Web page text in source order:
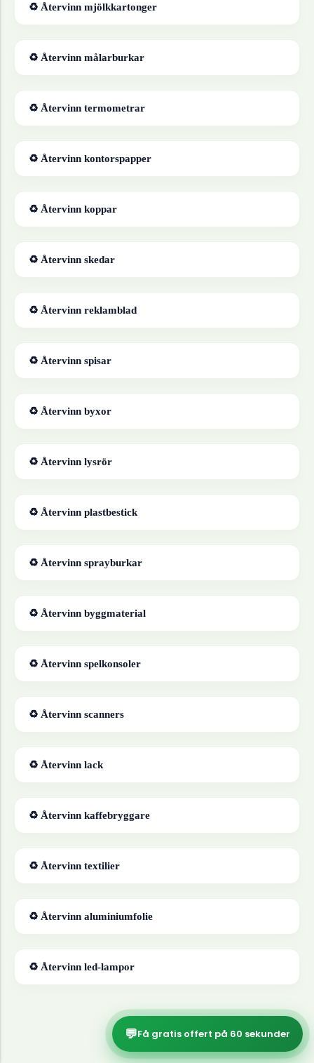
♻ Återvinn mjölkkartonger
♻ Återvinn målarburkar
♻ Återvinn termometrar
♻ Återvinn kontorspapper
♻ Återvinn koppar
♻ Återvinn skedar
♻ Återvinn reklamblad
♻ Återvinn spisar
♻ Återvinn byxor
♻ Återvinn lysrör
♻ Återvinn plastbestick
♻ Återvinn sprayburkar
♻ Återvinn byggmaterial
♻ Återvinn spelkonsoler
♻ Återvinn scanners
♻ Återvinn lack
♻ Återvinn kaffebryggare
♻ Återvinn textilier
♻ Återvinn aluminiumfolie
♻ Återvinn led-lampor
💬Få gratis offert på 60 sekunder